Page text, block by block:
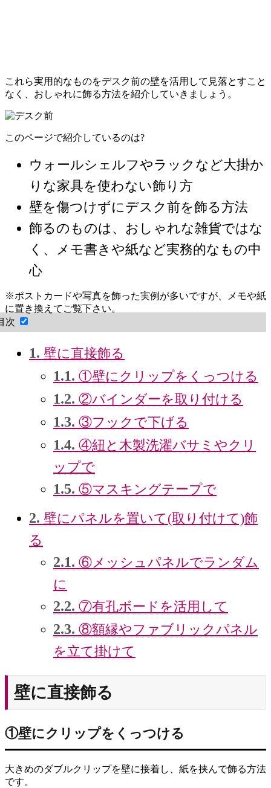
これら実用的なものをデスク前の壁を活用して見落とすこと
なく、おしゃれに飾る方法を紹介していきましょう。
このページで紹介しているのは?
ウォールシェルフやラックなど大掛か
りな家具を使わない飾り方
壁を傷つけずにデスク前を飾る方法
飾るのものは、おしゃれな雑貨ではな
く、メモ書きや紙など実務的なもの中
心
※ポストカードや写真を飾った実例が多いですが、メモや紙
に置き換えてご覧下さい。
次
1. 壁に直接飾る
1.1. ①壁にクリップをくっつける
1.2. ②バインダーを取り付ける
1.3. ③フックで下げる
1.4. ④紐と木製洗濯バサミやクリ
ップで
1.5. ⑤マスキングテープで
2. 壁にパネルを置いて(取り付けて)飾
る
2.1. ⑥メッシュパネルでランダム
に
2.2. ⑦有孔ボードを活用して
2.3. ⑧額縁やファブリックパネル
を立て掛けて
壁に直接飾る
①壁にクリップをくっつける
大きめのダブルクリップを壁に接着し、紙を挟んで飾る方法
です。